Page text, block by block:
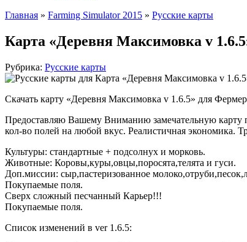
Главная » Farming Simulator 2015 » Русские карты
Карта «Деревня Максимовка v
Рубрика: Русские карты
Скачать карту «Деревня Максимовка v 1.6.5» для
Предоставляю Вашему Вниманию замечательную карту
кол-во полей на любой вкус. Реалистичная экономика.
Культуры: стандартные + подсолнух и морковь.
Животные: Коровы,куры,овцы,поросята,телята и гуси.
Доп.миссии: сыр,пастеризованное
Покупаемые поля.
Сверх сложный песчанный Карьер!!!
Покупаемые поля.
Список изменений в ver 1.6.5: